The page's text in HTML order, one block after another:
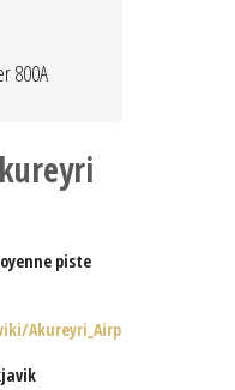
800A
piste
Akureyri_Airp